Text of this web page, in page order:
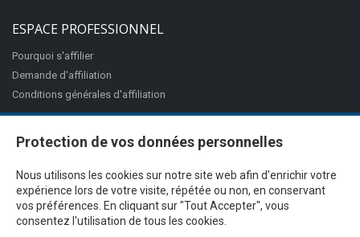
Protection de vos données personnelles
Nous utilisons les cookies sur notre site web afin d'enrichir votre
expérience lors de votre visite, répétée ou non, en conservant
vos préférences. En cliquant sur "Tout Accepter", vous
consentez l'utilisation de tous les cookies.
ESPACE PROFESSIONNEL
Pourquoi s'affilier
Demande d'affiliation
Conditions générales d'affiliation